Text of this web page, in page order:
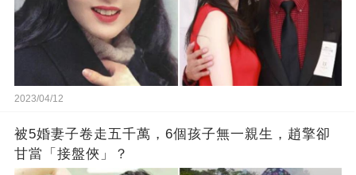
2023/04/12
被5婚妻子卷走五千萬，6個孩子無一親生，趙擎卻
甘當「接盤俠」？